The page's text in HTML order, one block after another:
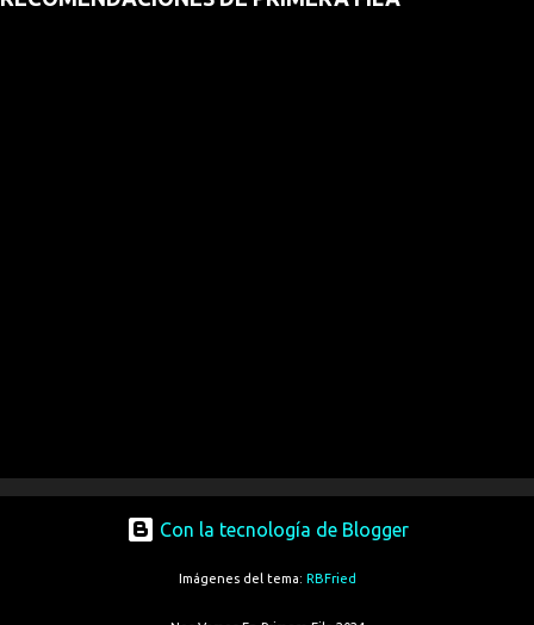
Con la tecnología de Blogger
Imágenes del tema: RBFried